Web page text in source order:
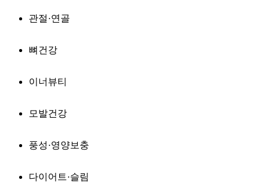
관절·연골
뼈건강
이너뷰티
모발건강
풍성·영양보충
다이어트·슬림